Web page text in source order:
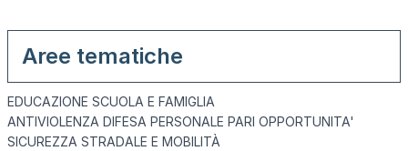
Aree tematiche
EDUCAZIONE SCUOLA E FAMIGLIA
ANTIVIOLENZA DIFESA PERSONALE PARI OPPORTUNITA'
SICUREZZA STRADALE E MOBILITÀ